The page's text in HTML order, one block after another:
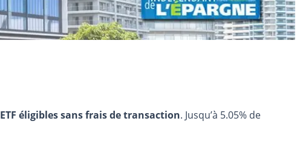
ETF éligibles sans frais de transaction. Jusqu’à 5.05% de